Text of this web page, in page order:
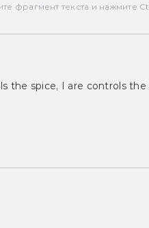
фрагмент текста и нажмите
the spice, I are controls the